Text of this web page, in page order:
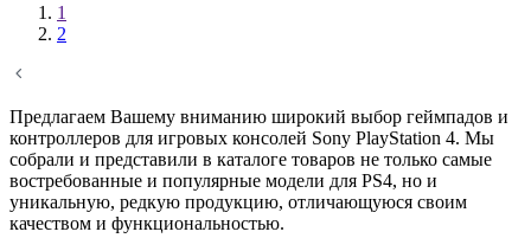
1
2
Предлагаем Вашему вниманию широкий выбор геймпадов и
контроллеров для игровых консолей Sony PlayStation 4. Мы
собрали и представили в каталоге товаров не только самые
востребованные и популярные модели для PS4, но и
уникальную, редкую продукцию, отличающуюся своим
качеством и функциональностью.